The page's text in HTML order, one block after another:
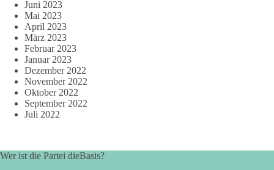
Juni 2023
Mai 2023
April 2023
März 2023
Februar 2023
Januar 2023
Dezember 2022
November 2022
Oktober 2022
September 2022
Juli 2022
Wer ist die Partei dieBasis?